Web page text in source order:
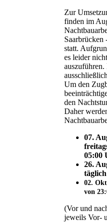
Zur
finden im
statt.
es leider
Um den
den
Daher
07.
05:00
26.
02.
von
(Vor und
jeweils Vor-